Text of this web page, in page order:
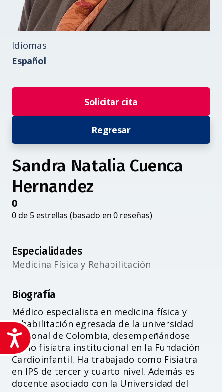
Accesibilidad
Idiomas
Español
Solicitar cita
Regresar
Sandra Natalia Cuenca
Hernandez
0
0 de 5 estrellas (basado en 0 reseñas)
Especialidades
Medicina Física y Rehabilitación
Biografía
Médico especialista en medicina física y
rehabilitación egresada de la universidad
Nacional de Colombia, desempeñándose
como fisiatra institucional en la Fundación
Cardioinfantil. Ha trabajado como Fisiatra
en IPS de tercer y cuarto nivel. Además es
docente asociado con la Universidad del